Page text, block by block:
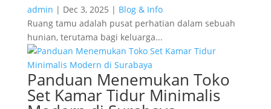
admin | Dec 3, 2025 | Blog & Info
Ruang tamu adalah pusat perhatian dalam sebuah
hunian, terutama bagi keluarga...
Panduan Menemukan Toko
Set Kamar Tidur Minimalis